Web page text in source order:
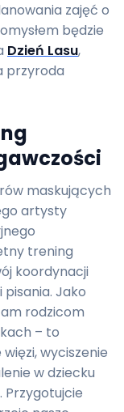
zajęć o
będzie
Dzień Lasu,
przyroda
maskujących
artysty
trening
koordynacji
Jako
rodzicom
– to
wyciszenie
w dziecku
Przygotujcie